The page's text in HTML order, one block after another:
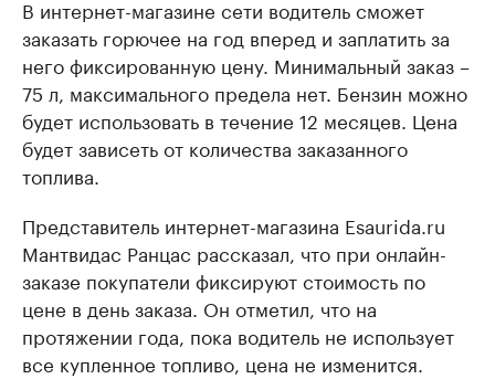
В интернет-магазине сети водитель сможет
заказать горючее на год вперед и заплатить за
него фиксированную цену. Минимальный заказ –
75 л, максимального предела нет. Бензин можно
будет использовать в течение 12 месяцев. Цена
будет зависеть от количества заказанного
топлива.
Представитель интернет-магазина Esaurida.ru
Мантвидас Ранцас рассказал, что при онлайн-
заказе покупатели фиксируют стоимость по
цене в день заказа. Он отметил, что на
протяжении года, пока водитель не использует
все купленное топливо, цена не изменится.